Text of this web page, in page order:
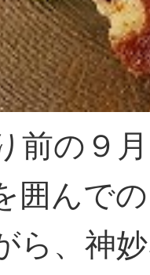
前の９
囲んで
ら、神